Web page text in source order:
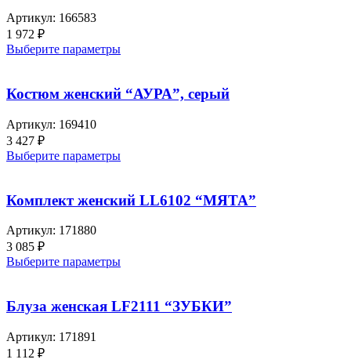
Артикул: 166583
1 972 ₽
Выберите параметры
Костюм женский “АУРА”, серый
Артикул: 169410
3 427 ₽
Выберите параметры
Комплект женский LL6102 “МЯТА”
Артикул: 171880
3 085 ₽
Выберите параметры
Блуза женская LF2111 “ЗУБКИ”
Артикул: 171891
1 112 ₽